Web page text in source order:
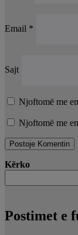
Email *
Sajt
Njoftomë me
Njoftomë me
Kërko
Postimet e